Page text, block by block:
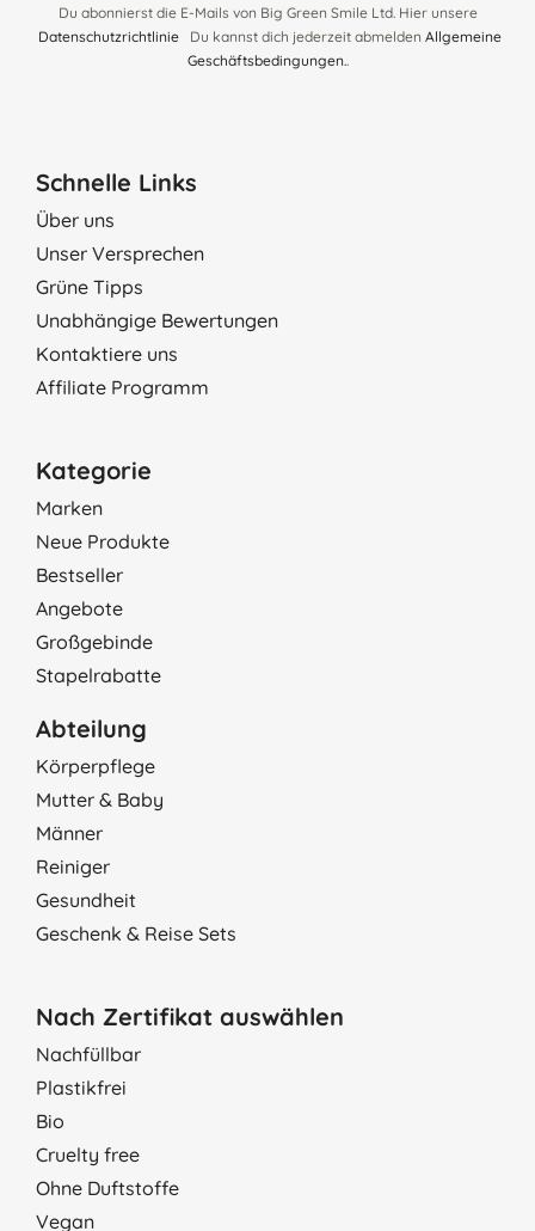
Du abonnierst die E-Mails von Big Green Smile Ltd. Hier unsere
DatenschutzrichtlinieDu kannst dich jederzeit abmelden Allgemeine
Geschäftsbedingungen..
Schnelle Links
Über uns
Unser Versprechen
Grüne Tipps
Unabhängige Bewertungen
Kontaktiere uns
Affiliate Programm
Kategorie
Marken
Neue Produkte
Bestseller
Angebote
Großgebinde
Stapelrabatte
Abteilung
Körperpflege
Mutter & Baby
Männer
Reiniger
Gesundheit
Geschenk & Reise Sets
Nach Zertifikat auswählen
Nachfüllbar
Plastikfrei
Bio
Cruelty free
Ohne Duftstoffe
Vegan